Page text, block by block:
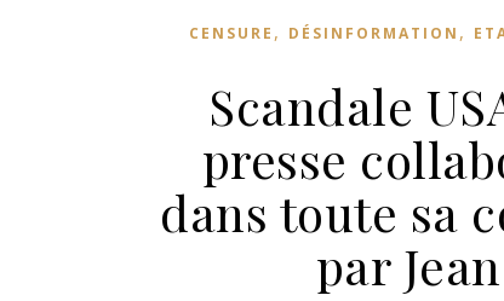
CENSURE , DÉSINFORMATION ,
Scandale
presse
dans toute sa
par